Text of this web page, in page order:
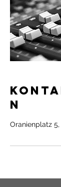
n
Oranienplatz